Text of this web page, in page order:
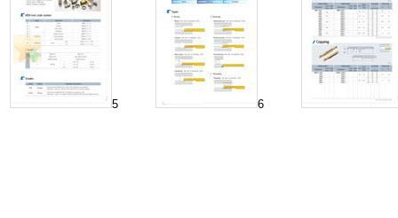
5 6